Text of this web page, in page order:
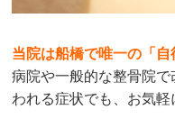
当院は船橋で唯一の「自
病院や一般的な整骨院
われる症状でも、お気軽